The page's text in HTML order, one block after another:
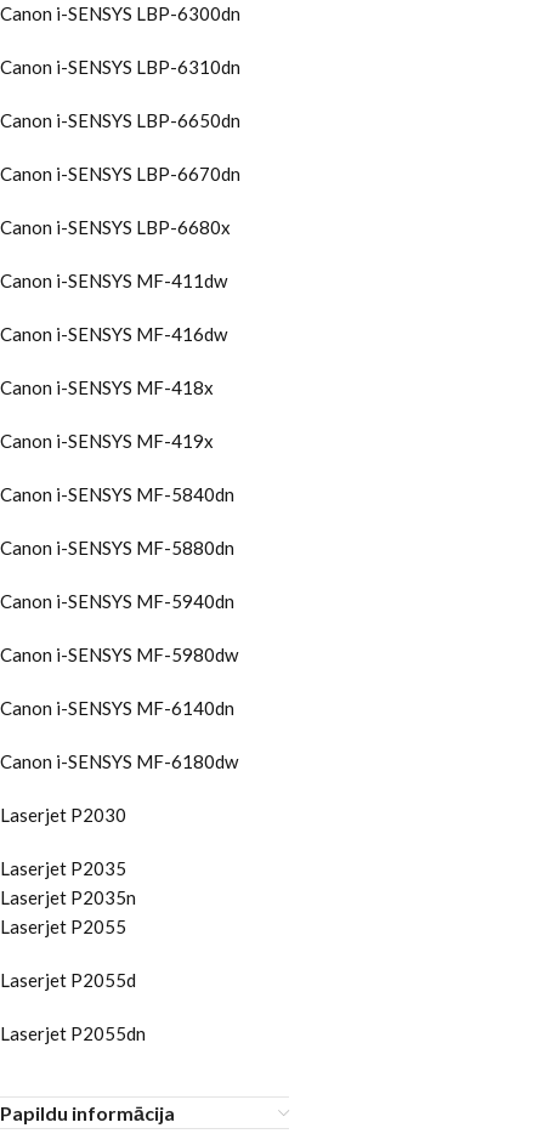
Canon i-SENSYS LBP-6300dn
Canon i-SENSYS LBP-6310dn
Canon i-SENSYS LBP-6650dn
Canon i-SENSYS LBP-6670dn
Canon i-SENSYS LBP-6680x
Canon i-SENSYS MF-411dw
Canon i-SENSYS MF-416dw
Canon i-SENSYS MF-418x
Canon i-SENSYS MF-419x
Canon i-SENSYS MF-5840dn
Canon i-SENSYS MF-5880dn
Canon i-SENSYS MF-5940dn
Canon i-SENSYS MF-5980dw
Canon i-SENSYS MF-6140dn
Canon i-SENSYS MF-6180dw
Laserjet P2030
Laserjet P2035
Laserjet P2035n
Laserjet P2055
Laserjet P2055d
Laserjet P2055dn
Papildu informācija